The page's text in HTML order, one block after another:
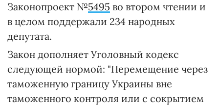
Законопроект №5495 во втором чтении и
в целом поддержали 234 народных
депутата.
Закон дополняет Уголовный кодекс
следующей нормой: "Перемещение через
таможенную границу Украины вне
таможенного контроля или с сокрытием